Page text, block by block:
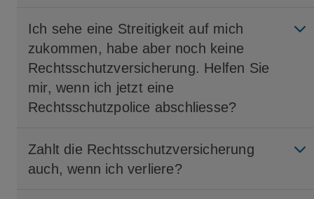
Ich sehe eine Streitigkeit auf mich
zukommen, habe aber noch keine
Rechtsschutzversicherung. Helfen Sie
mir, wenn ich jetzt eine
Rechtsschutzpolice abschliesse?
Zahlt die Rechtsschutzversicherung
auch, wenn ich verliere?